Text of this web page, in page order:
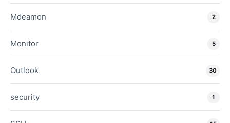
Mdeamon 2
Monitor 5
Outlook 30
security 1